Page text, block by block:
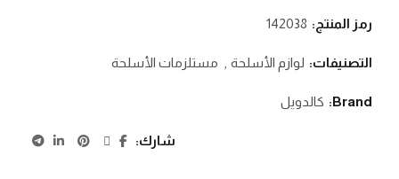
رمز المنتج: 142038
التصنيفات: لوازم الأسلحة مستلزمات الأسلحة
Brand: كالدويل
شارك